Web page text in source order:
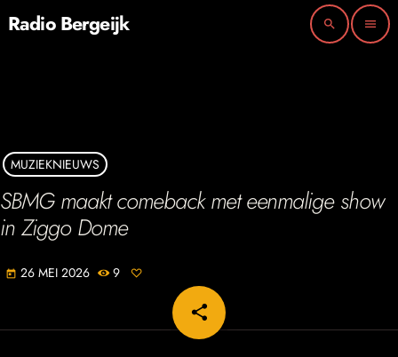
Radio Bergeijk search menu
MUZIEKNIEUWS
SBMG maakt comeback met eenmalige show
in Ziggo Dome
today 26 MEI 2026 9
share
email